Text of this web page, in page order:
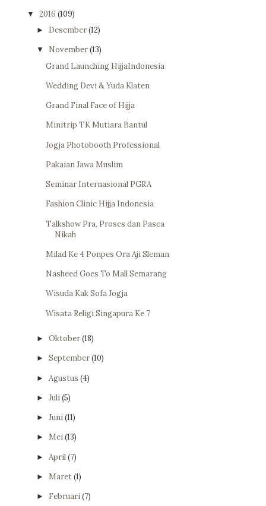
▼ 2016 (109)
► Desember(12)
▼ November(13)
Grand Launching HijjaIndonesia
Wedding Devi & Yuda Klaten
Grand Final Face of Hijja
Minitrip TK Mutiara Bantul
Jogja Photobooth Professional
Pakaian Jawa Muslim
Seminar Internasional PGRA
Fashion Clinic Hijja Indonesia
Talkshow Pra, Proses dan Pasca
Nikah
Milad Ke 4 Ponpes Ora Aji Sleman
Nasheed Goes To Mall Semarang
Wisuda Kak Sofa Jogja
Wisata Religi Singapura Ke 7
► Oktober(18)
► September(10)
► Agustus (4)
► Juli(5)
► Juni(11)
► Mei(13)
► April(7)
► Maret(1)
► Februari(7)